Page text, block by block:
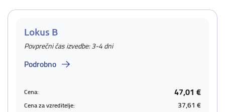
Lokus B
Povprečni čas izvedbe: 3-4 dni
Podrobno
Cena: 47,01 €
Cena za vzreditelje: 37,61 €